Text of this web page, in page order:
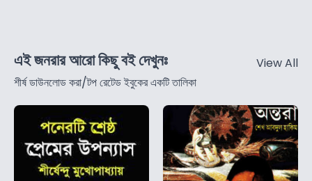
এই জনরার আরো কিছু বই দেখুনঃ
শীর্ষ ডাউনলোড করা/টপ রেটেড ইবুকের একটি তালিকা
View All